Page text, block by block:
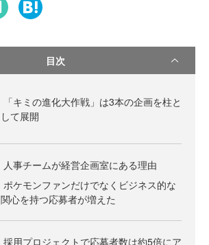
目次
「キミの進化大作戦」は3本の企画を柱と
して展開
人事チームが経営企画室にある理由
ポケモンファンだけでなくビジネス的な
関心を持つ応募者が増えた
採用プロジェクトで応募者数は約5倍にア